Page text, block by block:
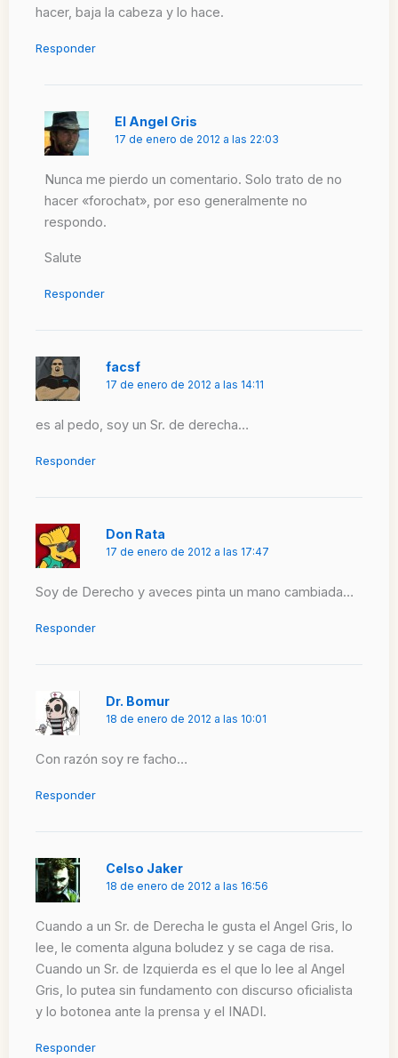
hacer, baja la cabeza y lo hace.
Responder
El Angel Gris
17 de enero de 2012 a las 22:03
Nunca me pierdo un comentario. Solo trato de no
hacer «forochat», por eso generalmente no
respondo.
Salute
Responder
facsf
17 de enero de 2012 a las 14:11
es al pedo, soy un Sr. de derecha…
Responder
Don Rata
17 de enero de 2012 a las 17:47
Soy de Derecho y aveces pinta un mano cambiada…
Responder
Dr. Bomur
18 de enero de 2012 a las 10:01
Con razón soy re facho…
Responder
Celso Jaker
18 de enero de 2012 a las 16:56
Cuando a un Sr. de Derecha le gusta el Angel Gris, lo
lee, le comenta alguna boludez y se caga de risa.
Cuando un Sr. de Izquierda es el que lo lee al Angel
Gris, lo putea sin fundamento con discurso oficialista
y lo botonea ante la prensa y el INADI.
Responder